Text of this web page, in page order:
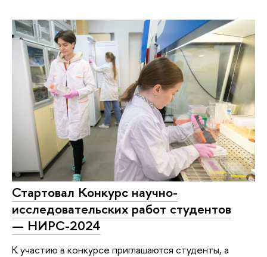
Стартовал Конкурс научно-
исследовательских работ студентов
— НИРС-2024
К участию в конкурсе приглашаются студенты, а